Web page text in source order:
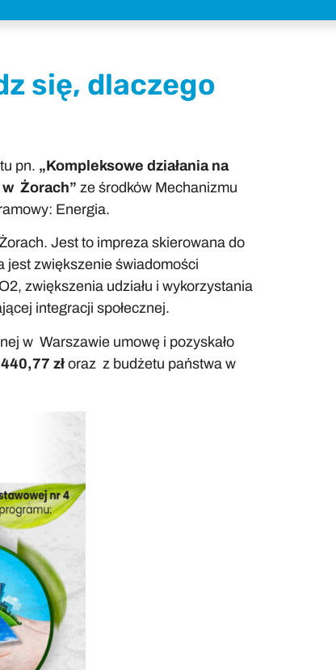
się, dlaczego
pn. „Kompleksowe działania na
Żorach” ze środków Mechanizmu
Energia.
Jest to impreza skierowana do
jest zwiększenie świadomości
zwiększenia udziału i wykorzystania
integracji społecznej.
w Warszawie umowę i pozyskało
złoraz z budżetu państwa w